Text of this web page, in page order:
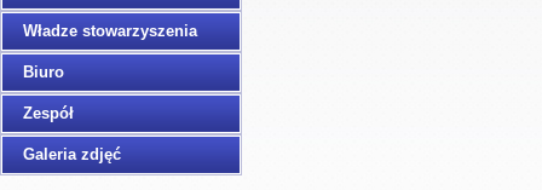
Władze stowarzyszenia
Biuro
Zespół
Galeria zdjęć